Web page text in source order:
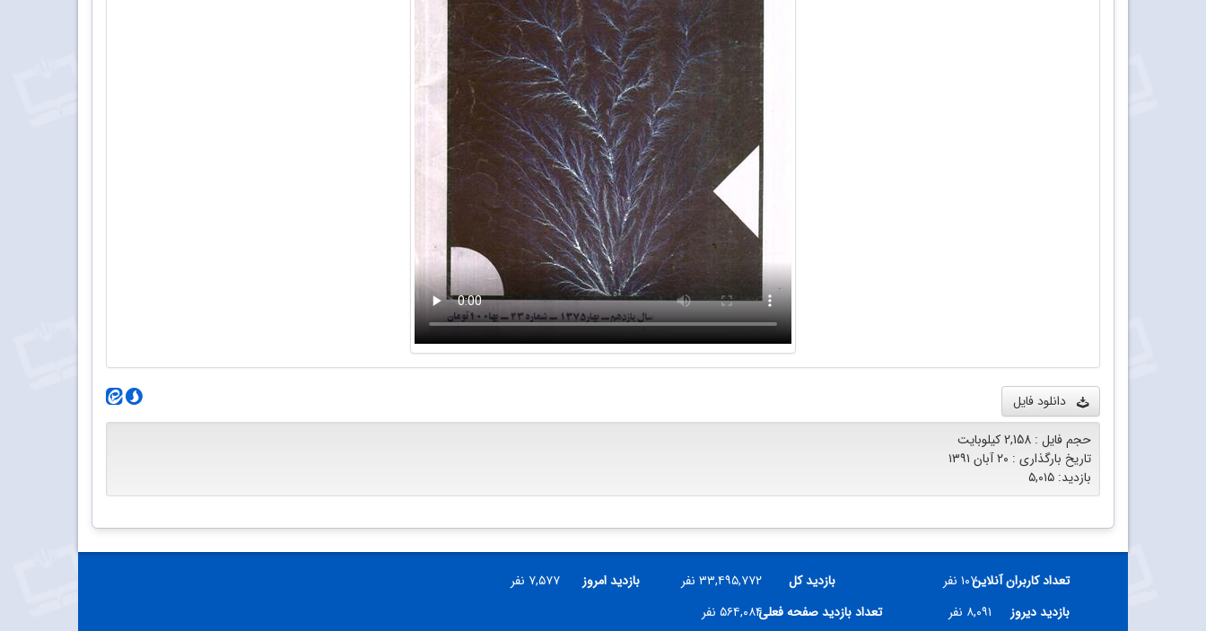
دانلود فایل
حجم فایل : 2,158 کیلوبایت
تاریخ بارگذاری : ۲۰ آبان ۱۳۹۱
بازدید: ۵,۰۱۵
تعداد کاربران آنلاین۱۰۷ نفر بازدید کل ۳۳,۴۹۵,۷۷۲ نفر بازدید امروز
۷,۵۷۷ نفر
بازدید دیروز
۸,۰۹۱ نفر تعداد بازدید صفحه فعلی۵۶۴,۰۸۴ نفر